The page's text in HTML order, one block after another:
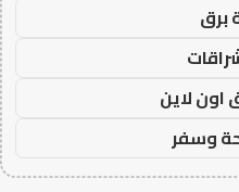
برق
اون لاين
وسفر